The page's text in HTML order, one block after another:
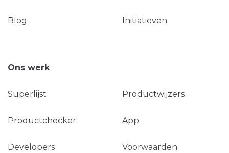
Blog Initiatieven
Ons werk
Superlijst Productwijzers
Productchecker App
Developers Voorwaarden